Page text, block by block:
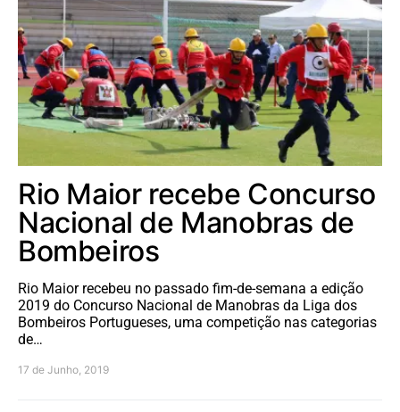
Rio Maior recebe Concurso
Nacional de Manobras de
Bombeiros
Rio Maior recebeu no passado fim-de-semana a edição
2019 do Concurso Nacional de Manobras da Liga dos
Bombeiros Portugueses, uma competição nas categorias
de…
17 de Junho, 2019